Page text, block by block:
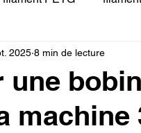
Filament 3D FLEXIBLE
l'impression 3D.
une
machine
2025 8 min de lecture